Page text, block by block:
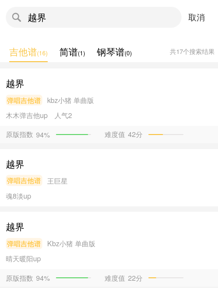
取消
吉他谱(16) 简谱(1) 钢琴谱(0) 共17个搜索结果
越界
弹唱吉他谱 kbz小猪 单曲版
木木弹吉他up
人气2
原版指数 94% 难度值 42分
越界
弹唱吉他谱
王巨星
魂8淡up
越界
弹唱吉他谱 Kbz小猪 单曲版
晴天暖阳up
原版指数 94% 难度值 22分